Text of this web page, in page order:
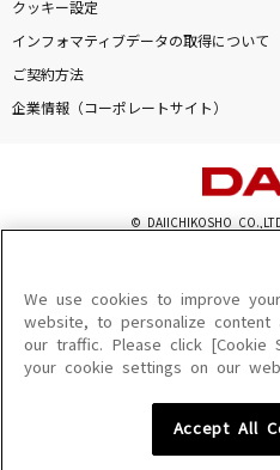
クッキー設定
インフォマティブデータの取得について
ご契約方法
企業情報（コーポレートサイト）
© DAIICHIKOSHO
このサイトに掲載されている一切の文章・
を問わず、著作権法の定める範囲を超えて
を禁じます。
楽曲及びコンテンツは、機種によりご利用
楽曲及びコンテンツの配信日、配信内容が変
We use cookies to improve
website, to personalize content
our traffic. Please click [Cookie
your cookie settings on our
Accept All